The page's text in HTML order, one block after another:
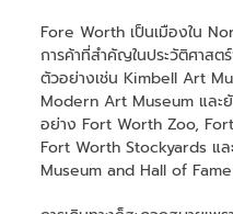
Fore Worth เป็นเมืองใน
การค้าที่สำคัญในประวัติศาส
ตัวอย่างเช่น Kimbell Art
Modern Art Museum และ
อย่าง Fort Worth Zoo,
Fort Worth Stockyards แ
Museum and Hall of